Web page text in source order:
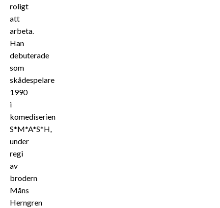
roligt
att
arbeta.
Han
debuterade
som
skådespelare
1990
i
komediserien
S*M*A*S*H,
under
regi
av
brodern
Måns
Herngren